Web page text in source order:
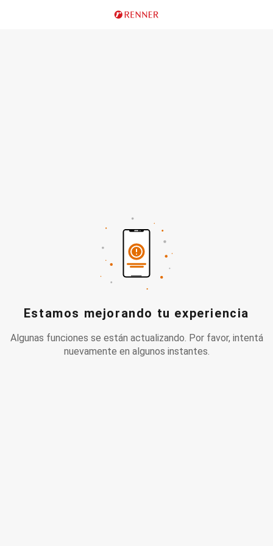
Estamos mejorando tu experiencia
Algunas funciones se están actualizando. Por favor, intentá
nuevamente en algunos instantes.